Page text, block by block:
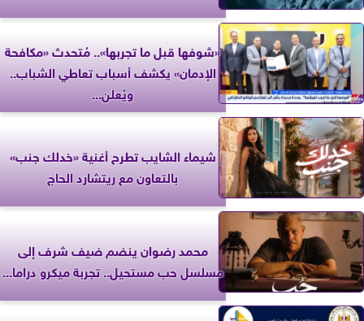
«شوفها قبل ما تجربها».. مُتحدث «مكافحة
الإدمان» يكشف أسباب تعاطي الشباب..
ويُعلن...
شيماء الشايب تطرح أغنية «خدلك جنب»
بالتعاون مع ريتشارد الحاج
محمد رضوان ينضم ضيف شرف إلى
مسلسل حب مستحيل.. تجربة ميكرو دراما...